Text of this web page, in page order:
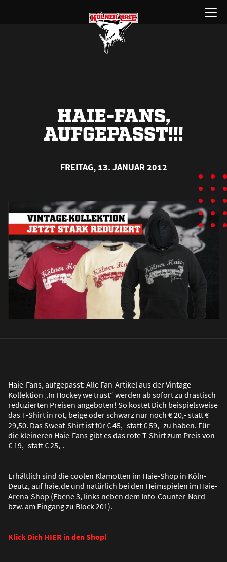
Menü
öffnen
HAIE-FANS,
AUFGEPASST!!!
FREITAG, 13. JANUAR 2012
Haie-Fans, aufgepasst: Alle Fan-Artikel aus der Vintage
Kollektion „In Hockey we trust“ werden ab sofort zu drastisch
reduzierten Preisen angeboten! So kostet Dich beispielsweise
das T-Shirt in rot, beige oder schwarz nur noch € 20,- statt €
29,50. Das Sweat-Shirt ist für € 45,- statt € 59,- zu haben. Für
die kleineren Haie-Fans gibt es das rote T-Shirt zum Preis von
€ 19,- statt € 25,-.
Erhältlich sind die coolen Klamotten im Haie-Shop in Köln-
Deutz, auf haie.de und natürlich bei den Heimspielen im Haie-
Arena-Shop (Ebene 3, links neben dem Info-Counter-Nord
bzw. am Eingang zu Block 201).
Klick Dich HIER in den Shop!